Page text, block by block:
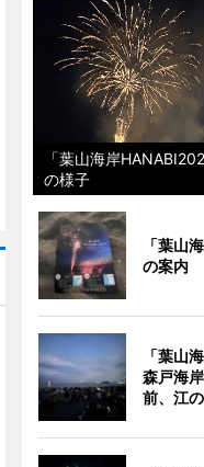
「葉山海岸
の様子
「葉山
の案内
「葉山
森戸海
前、江